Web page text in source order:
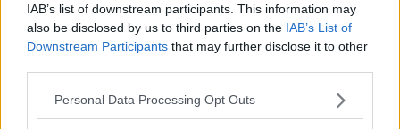
IAB’s list of downstream participants. This information may
also be disclosed by us to third parties on the IAB’s List of
Downstream Participants that may further disclose it to other
Personal Data Processing Opt Outs
Tre notti nell'incanto delle stelle
Arriva la cometa Nishimura, la si potrà osservare
anche a occhio nudo